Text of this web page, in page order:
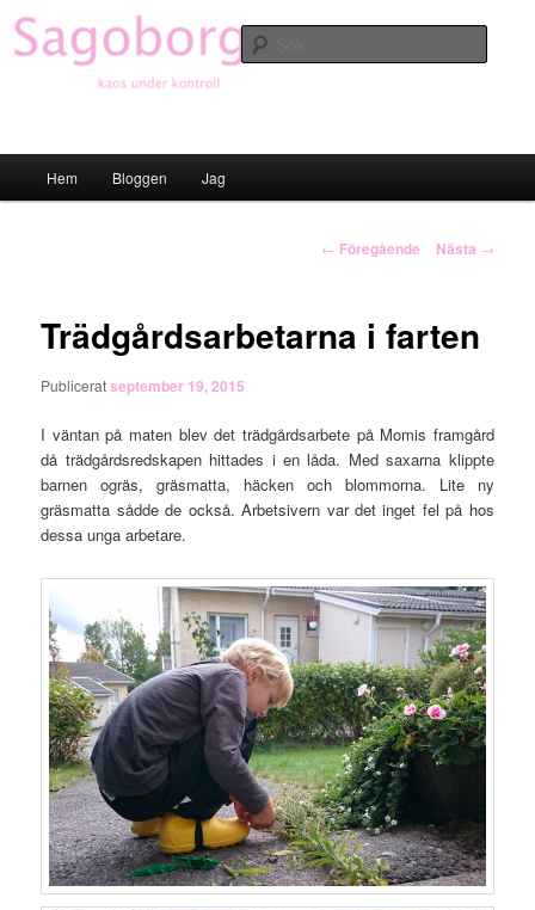
Hoppa
till
primärt
Hem Bloggen Jag
Inläggsnavigering
← Föregående Nästa →
Trädgårdsarbetarna i farten
Publiceratseptember 19, 2015
I väntan på maten blev det trädgårdsarbete på Momis framgård
då trädgårdsredskapen hittades i en låda. Med saxarna klippte
barnen ogräs, gräsmatta, häcken och blommorna. Lite ny
gräsmatta sådde de också. Arbetsivern var det inget fel på hos
dessa unga arbetare.